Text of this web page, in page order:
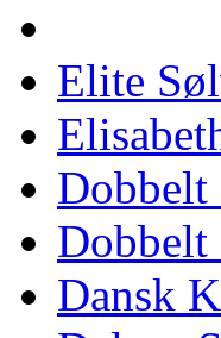
Elite
Dansk